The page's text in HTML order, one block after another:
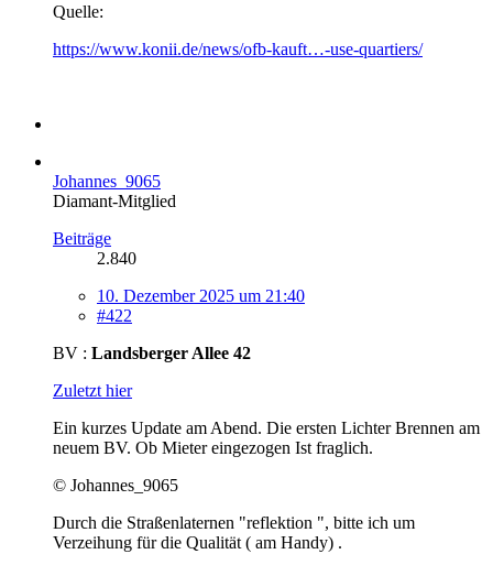
Quelle:
https://www.konii.de/news/ofb-kauft…-use-quartiers/
Johannes_9065
Diamant-Mitglied
Beiträge
2.840
10. Dezember 2025 um 21:40
#422
BV : Landsberger Allee 42
Zuletzt hier
Ein kurzes Update am Abend. Die ersten Lichter Brennen am
neuem BV. Ob Mieter eingezogen Ist fraglich.
© Johannes_9065
Durch die Straßenlaternen "reflektion ", bitte ich um
Verzeihung für die Qualität ( am Handy) .